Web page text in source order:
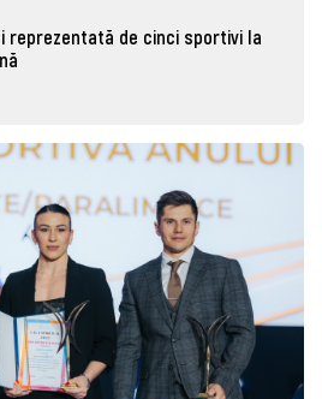
reprezentată de cinci sportivi la